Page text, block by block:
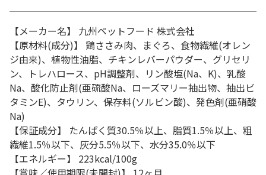
【メーカー名】 九州ペットフード 株式会社
【原材料(成分)】 鶏ささみ肉、まぐろ、食物繊維(オレン
ジ由来)、植物性油脂、チキンレバーパウダー、グリセリ
ン、トレハロース、pH調整剤、リン酸塩(Na、K)、乳酸
Na、酸化防止剤(亜硫酸Na、ローズマリー抽出物、抽出ビ
タミンE)、タウリン、保存料(ソルビン酸)、発色剤(亜硝酸
Na)
【保証成分】 たんぱく質30.5％以上、脂質1.5％以上、粗
繊維1.5％以下、灰分5.5％以下、水分35.0％以下
【エネルギー】 223kcal/100g